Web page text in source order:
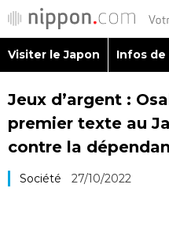
Visiter le Japon
Visiter le Japon Infos de
Jeux d’argent :
premier texte au
contre la
Société 27/10/2022